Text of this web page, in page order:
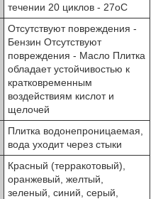
течении 20 циклов - 27оС
Отсутствуют повреждения -
Бензин Отсутствуют
повреждения - Масло Плитка
обладает устойчивостью к
кратковременным
воздействиям кислот и
щелочей
Плитка водонепроницаемая,
вода уходит через стыки
Красный (терракотовый),
оранжевый, желтый,
зеленый, синий, серый,